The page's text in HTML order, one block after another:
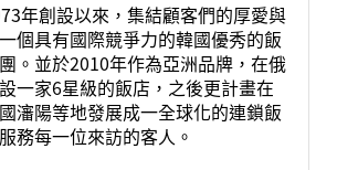
年創設以來，集結顧客們的厚愛與
個具有國際競爭力的韓國優秀的飯
。並於2010年作為亞洲品牌，在俄
一家6星級的飯店，之後更計畫在
瀋陽等地發展成一全球化的連鎖飯
務每一位來訪的客人。